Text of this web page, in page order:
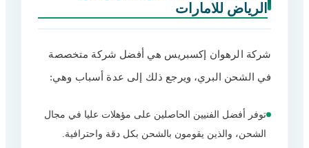
2
خدمات شركة شحن من الرياض إلى
3
مزايا شركات الشحن من الرياض إلى
الإمارات
5 الخدمات المتكاملة لنقل العفش
6 الشحن لجميع الدول
الرياض للامارات
شركة الرهوان إكسبريس هي أفضل شركة متخصصة
في الشحن البري، ويرجع ذلك إلى عدة أسباب وهي:
توفر أفضل الفنيين الحاصلين على مؤهلات عليا في مجال
الشحن، والذين يقومون بالشحن بكل دقة واحترافية.